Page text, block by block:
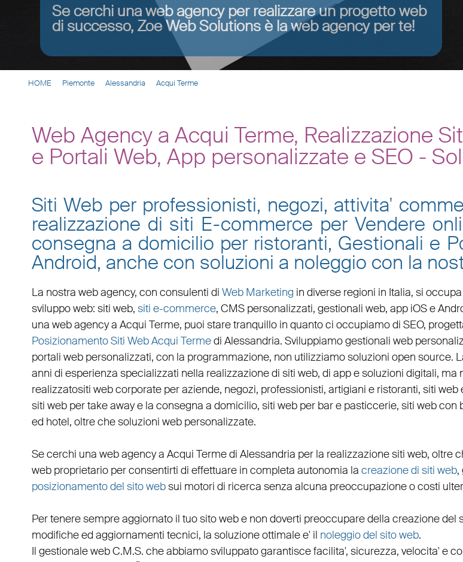
Se cerchi una web agency per realizzare un progetto web
di successo, Zoe Web Solutions è la web agency per te!
HOME Piemonte Alessandria Acqui Terme
Web Agency a Acqui Terme, Realizzazione
e Portali Web, App personalizzate e SEO -
Siti Web per professionisti, negozi, attivita'
realizzazione di siti E-commerce per Vendere
consegna a domicilio per ristoranti, Gestionali e
Android, anche con soluzioni a noleggio con la
La nostra web agency, con consulenti di Web Marketing in diverse regioni in Italia, si
sviluppo web: siti web, siti e-commerce, CMS personalizzati, gestionali web, app iOS e
una web agency a Acqui Terme, puoi stare tranquillo in quanto ci occupiamo di SEO,
Posizionamento Siti Web Acqui Termedi Alessandria. Sviluppiamogestionali web
portali web personalizzati, con la programmazione, non utilizziamo soluzioni open source.
anni di esperienza specializzati nella realizzazione di siti web, di app e soluzioni digitali,
realizzatositi web corporateperaziende, negozi, professionisti, artigiani e ristoranti, siti web
siti web per take awaye la consegna a domicilio, siti web per bare pasticcerie, siti web con
ed hotel, oltre chesoluzioni web personalizzate.
Se cerchi una web agency a Acqui Termedi Alessandria per la realizzazione siti web, oltre
webproprietario per consentirti di effettuare in completa autonomia la creazione di siti web,
posizionamento del sito websui motori di ricerca senza alcuna preoccupazione o costi
Per tenere sempre aggiornato il tuo sito web e non doverti preoccupare della creazione del
modifiche ed aggiornamenti tecnici, la soluzione ottimale e' il noleggio del sito web.
Il gestionale web C.M.S. che abbiamo sviluppato garantiscefacilita', sicurezza, velocita' e